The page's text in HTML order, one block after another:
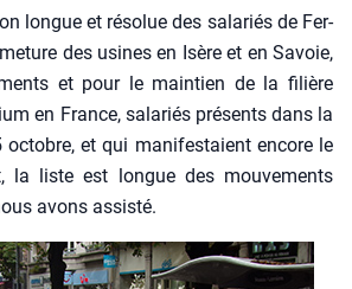
longue et réso­lue des sala­riés de Fer­
des usines en Isère et en Savoie,
et pour le main­tien de la filière
en France, sala­riés pré­sents dans la
et qui mani­fes­taient encore le
la liste est longue des mou­ve­ments
avons assis­té.